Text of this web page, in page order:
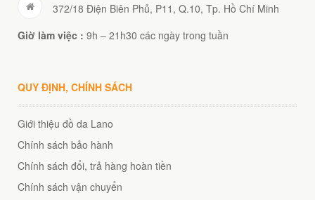
372/18 Điện Biên Phủ, P11, Q.10, Tp. Hồ Chí Minh
Giờ làm việc : 9h – 21h30 các ngày trong tuần
QUY ĐỊNH, CHÍNH SÁCH
Giới thiệu đồ da Lano
Chính sách bảo hành
Chính sách đổi, trả hàng hoàn tiền
Chính sách vận chuyển